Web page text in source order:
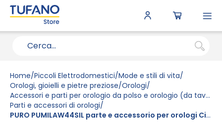
Home Piccoli Elettrodomestici Mode e stili di vita
Orologi, gioielli e pietre preziose Orologi
Accessori e parti per orologio da polso e orologio (da tavolo o da parete)
Parti e accessori di orologi
PURO PUMILAW44SIL parte e accessorio per orologi Cinturino per orologio